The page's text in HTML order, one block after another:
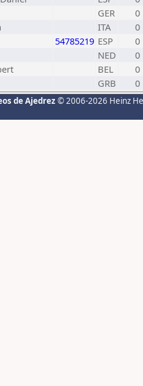
GER
0
ITA
0
54785219 ESP
0
NED
0
BEL
0
GRB 0
de Ajedrez © 2006-2026 Heinz